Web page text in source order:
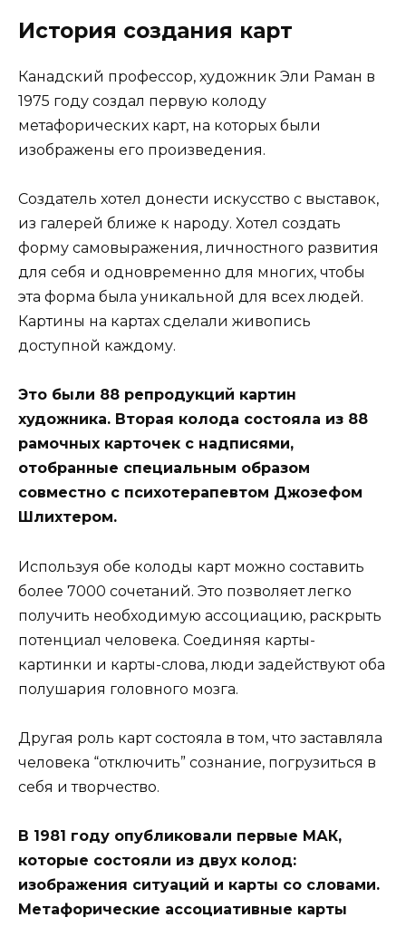
История создания карт
Канадский профессор, художник Эли Раман в
1975 году создал первую колоду
метафорических карт, на которых были
изображены его произведения.
Создатель хотел донести искусство с выставок,
из галерей ближе к народу. Хотел создать
форму самовыражения, личностного развития
для себя и одновременно для многих, чтобы
эта форма была уникальной для всех людей.
Картины на картах сделали живопись
доступной каждому.
Это были 88 репродукций картин
художника. Вторая колода состояла из 88
рамочных карточек с надписями,
отобранные специальным образом
совместно с психотерапевтом Джозефом
Шлихтером.
Используя обе колоды карт можно составить
более 7000 сочетаний. Это позволяет легко
получить необходимую ассоциацию, раскрыть
потенциал человека. Соединяя карты-
картинки и карты-слова, люди задействуют оба
полушария головного мозга.
Другая роль карт состояла в том, что заставляла
человека “отключить” сознание, погрузиться в
себя и творчество.
В 1981 году опубликовали первые МАК,
которые состояли из двух колод:
изображения ситуаций и карты со словами.
Метафорические ассоциативные карты